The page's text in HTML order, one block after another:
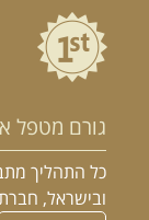
גורם מטפל
כל התהליך
ובישראל,